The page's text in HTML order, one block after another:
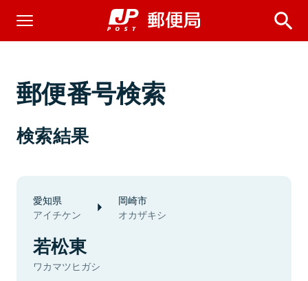
郵便番号検索
検索結果
愛知県
アイチケン
岡崎市
オカザキシ
若松東
ワカマツヒガシ